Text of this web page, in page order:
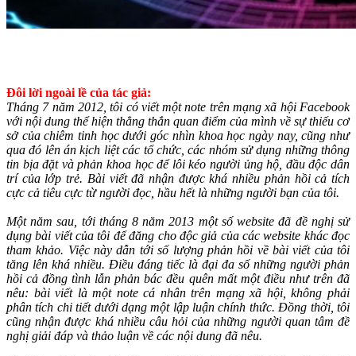
Đôi lời ngoài lề của tác giả:
Tháng 7 năm 2012, tôi có viết một note trên mạng xã hội Facebook
với nội dung thể hiện thẳng thắn quan điểm của mình về sự thiếu cơ
sở của chiêm tinh học dưới góc nhìn khoa học ngày nay, cũng như
qua đó lên án kịch liệt các tổ chức, các nhóm sử dụng những thông
tin bịa đặt và phản khoa học để lôi kéo người ủng hộ, đầu độc dân
trí của lớp trẻ. Bài viết đã nhận được khá nhiều phản hồi cả tích
cực cả tiêu cực từ người đọc, hầu hết là những người bạn của tôi.
Một năm sau, tới tháng 8 năm 2013 một số website đã đề nghị sử
dụng bài viết của tôi để đăng cho độc giả của các website khác đọc
tham khảo. Việc này dẫn tới số lượng phản hồi về bài viết của tôi
tăng lên khá nhiều. Điều đáng tiếc là đại đa số những người phản
hồi cả đồng tình lẫn phản bác đều quên mất một điều như trên đã
nêu: bài viết là một note cá nhân trên mạng xã hội, không phải
phân tích chi tiết dưới dạng một lập luận chính thức. Đồng thời, tôi
cũng nhận được khá nhiều câu hỏi của những người quan tâm đề
nghị giải đáp và thảo luận về các nội dung đã nêu.